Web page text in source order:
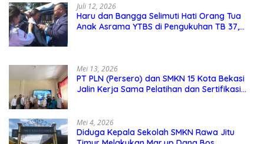
Juli 12, 2026
Haru dan Bangga Selimuti Hati Orang Tua
Anak Asrama YTBS di Pengukuhan TB 37,
Mei 13, 2026
PT PLN (Persero) dan SMKN 15 Kota Bekasi
Jalin Kerja Sama Pelatihan dan Sertifikasi
Mei 4, 2026
Diduga Kepala Sekolah SMKN Rawa Jitu